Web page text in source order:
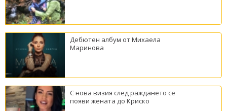
Дебютен албум от Михаела
Маринова
С нова визия след раждането се
появи жената до Криско